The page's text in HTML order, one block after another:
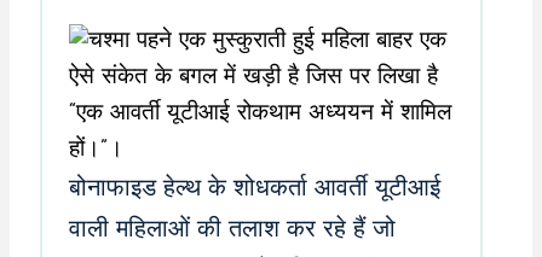
बोनाफाइड हेल्थ के शोधकर्ता आवर्ती यूटीआई
वाली महिलाओं की तलाश कर रहे हैं जो